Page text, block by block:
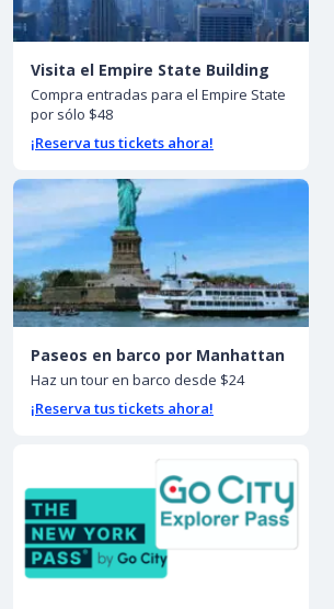
Visita el Empire State Building
Compra entradas para el Empire State
por sólo $48
¡Reserva tus tickets ahora!
Paseos en barco por Manhattan
Haz un tour en barco desde $24
¡Reserva tus tickets ahora!